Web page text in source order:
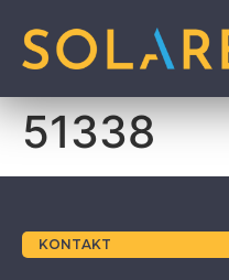
51338
KONTAKT